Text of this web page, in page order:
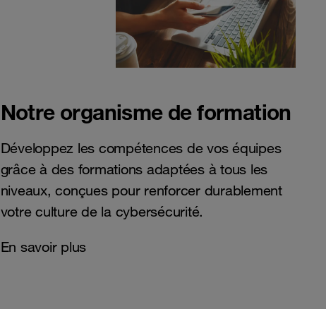
Notre organisme de formation
Développez les compétences de vos équipes
grâce à des formations adaptées à tous les
niveaux, conçues pour renforcer durablement
votre culture de la cybersécurité.
En savoir plus